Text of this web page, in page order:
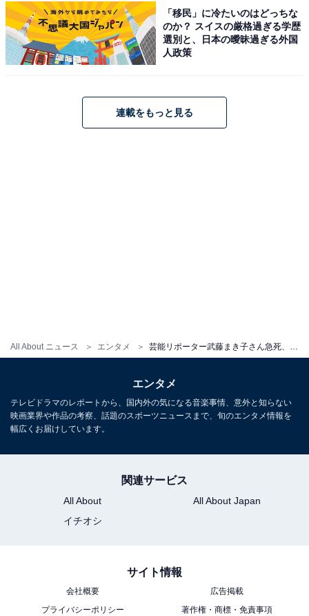
All About ニュース エンタメ
はアドバイスしている。
【関連記事】
心臓突然死の原因・メカニズム
前田健さん急死…死因と言われる虚血性心不全とは
「移民」に冷たいのはどっちな
のか？ スイスの厳格過ぎる学歴
選別と、日本の曖昧過ぎる外国
人政策
連載をもっと見る
エンタメ
テレビドラマのレポートから、国内外の気になる音楽事情、意外と知らない
映画業界や作品の考察、話題のスポーツニュースまで、旬のエンタメ情報を
幅広くお届けしています。
関連サービス
All About
All About Japan
イチオシ
サイト情報
会社概要
広告掲載
プライバシーポリシー
著作権・商標・免責事項